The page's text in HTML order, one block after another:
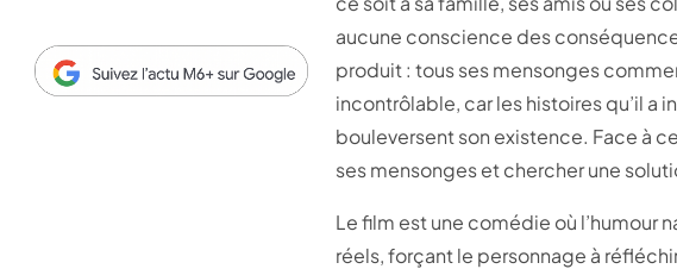
aucune conscience des
produit : tous ses mensonges
incontrôlable, car les histoires qu’il a
bouleversent son existence. Face à
ses mensonges et chercher une
Le film est une comédie où l’humour
réels, forçant le personnage à